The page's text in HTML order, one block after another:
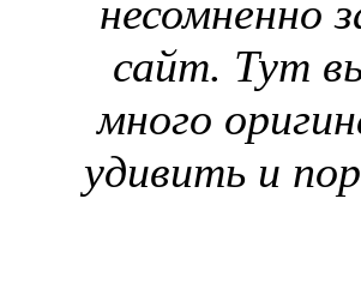
несомненно
сайт. Тут
много
удивить и